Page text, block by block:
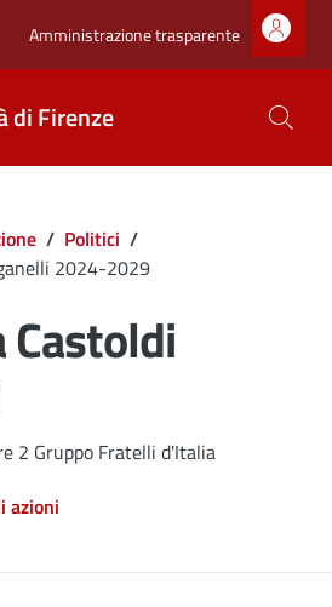
Zona superiore
Amministrazione trasparente
di Firenze
/ Politici /
2024-2029
Castoldi
2 Gruppo Fratelli d'Italia
azioni